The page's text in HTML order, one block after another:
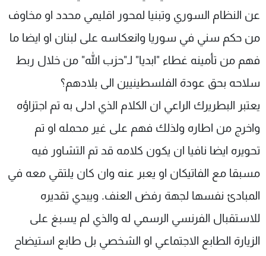
عن النظام السوري وتبنيا لمحور اقليمي محدد او مخاوف
من حكم سني في سوريا وانعكاسه على لبنان او ايضا ما
فهم من تأمينه غطاء "ابديا" لـ"حزب الله" من خلال ربط
سلاحه بحق عودة الفلسطينيين الى بلادهم؟
يعتبر البطريرك الراعي ان الكلام الذي ادلى به تم اجتزاؤه
واخرج من اطاره ولذلك فهم على غير محمله او تم
تحويره ايضا نافيا ان يكون كلامه قد تم التشاور فيه
مسبقا مع الفاتيكان او يعبر عنه وان كان يلتقي معه في
المبادئ نفسها لجهة رفض العنف. ويبدي تقديره
للاستقبال الفرنسي الرسمي له والذي لم يسبغ على
الزيارة الطابع الاجتماعي او الشخصي بل طابع استيضاح
عن MTV
لاعلاناتكم
وظائف
شروط الإسـتخدام
سياسة الخصوصية